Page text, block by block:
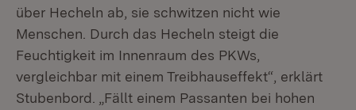
über Hecheln ab, sie schwitzen nicht wie
Menschen. Durch das Hecheln steigt die
Feuchtigkeit im Innenraum des PKWs,
vergleichbar mit einem Treibhauseffekt“, erklärt
Stubenbord. „Fällt einem Passanten bei hohen